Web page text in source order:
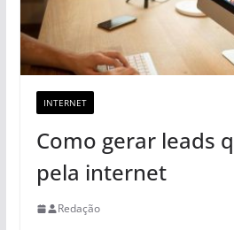
INTERNET
Como gerar leads
pela internet
Redação